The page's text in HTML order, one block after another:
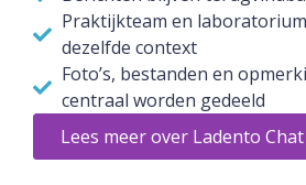
Praktijkteam en
dezelfde context
Foto’s, bestanden en
centraal worden gedeeld
Lees meer over Ladento Chat